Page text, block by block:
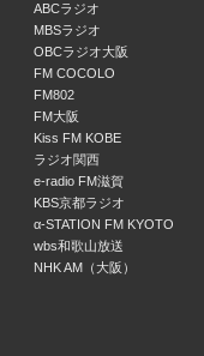
22:50 ～ 23:00
かが屋の鶴の間
かが屋
23:00 ～ 23:30
つばきファクトリーの「
つばきファクトリー
23:30 ～ 24:00
レコメン！
ABCラジオ
MBSラジオ
OBCラジオ大阪
FM COCOLO
FM802
FM大阪
Kiss FM KOBE
ラジオ関西
e-radio FM滋賀
KBS京都ラジオ
α-STATION FM KYOTO
wbs和歌山放送
NHK AM（大阪）